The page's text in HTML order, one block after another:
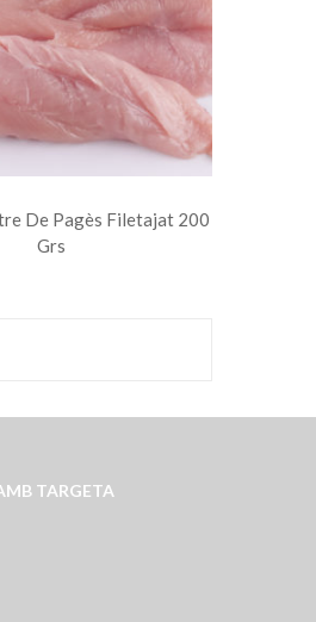
De Pagès Filetajat 200
Grs
TARGETA